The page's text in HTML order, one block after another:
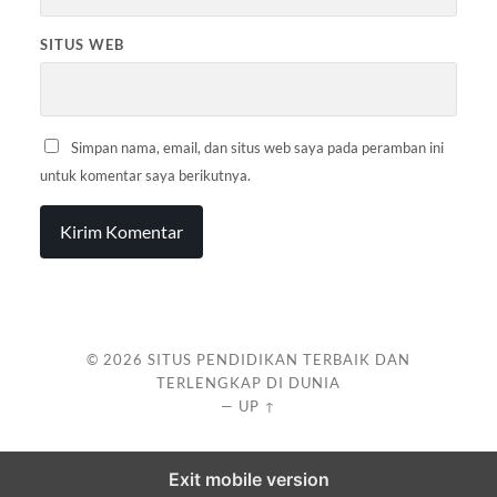
SITUS WEB
Simpan nama, email, dan situs web saya pada peramban ini
untuk komentar saya berikutnya.
© 2026 SITUS PENDIDIKAN TERBAIK DAN
TERLENGKAP DI DUNIA
— UP ↑
Exit mobile version